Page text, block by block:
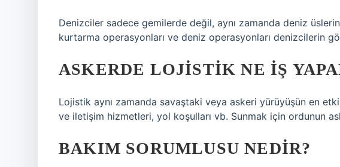
Denizciler sadece gemilerde değil, aynı zamanda deniz
kurtarma operasyonları ve deniz operasyonları denizcilerin
ASKERDE LOJISTIK NE IŞ
Lojistik aynı zamanda savaştaki veya askeri yürüyüşün en
ve iletişim hizmetleri, yol koşulları vb. Sunmak için ordunun
BAKIM SORUMLUSU NEDIR?